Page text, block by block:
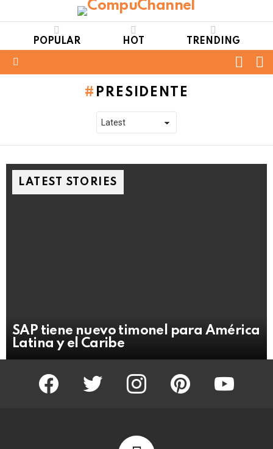
POPULAR HOT TRENDING
PRESIDENTE
LATEST STORIES
SAP tiene nuevo timonel para América
Latina y el Caribe
facebook twitter instagram pinterest youtube